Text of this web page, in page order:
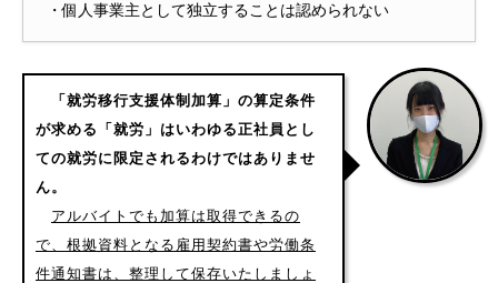
・個人事業主として独立することは認められない
「就労移行支援体制加算」の算定条件
が求める「就労」はいわゆる正社員とし
ての就労に限定されるわけではありませ
ん。
アルバイトでも加算は取得できるの
で、根拠資料となる雇用契約書や労働条
件通知書は、整理して保存いたしましょ